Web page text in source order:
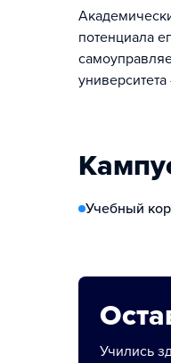
потенциала
Учебный
Учились